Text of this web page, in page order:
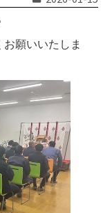
願いいたしま